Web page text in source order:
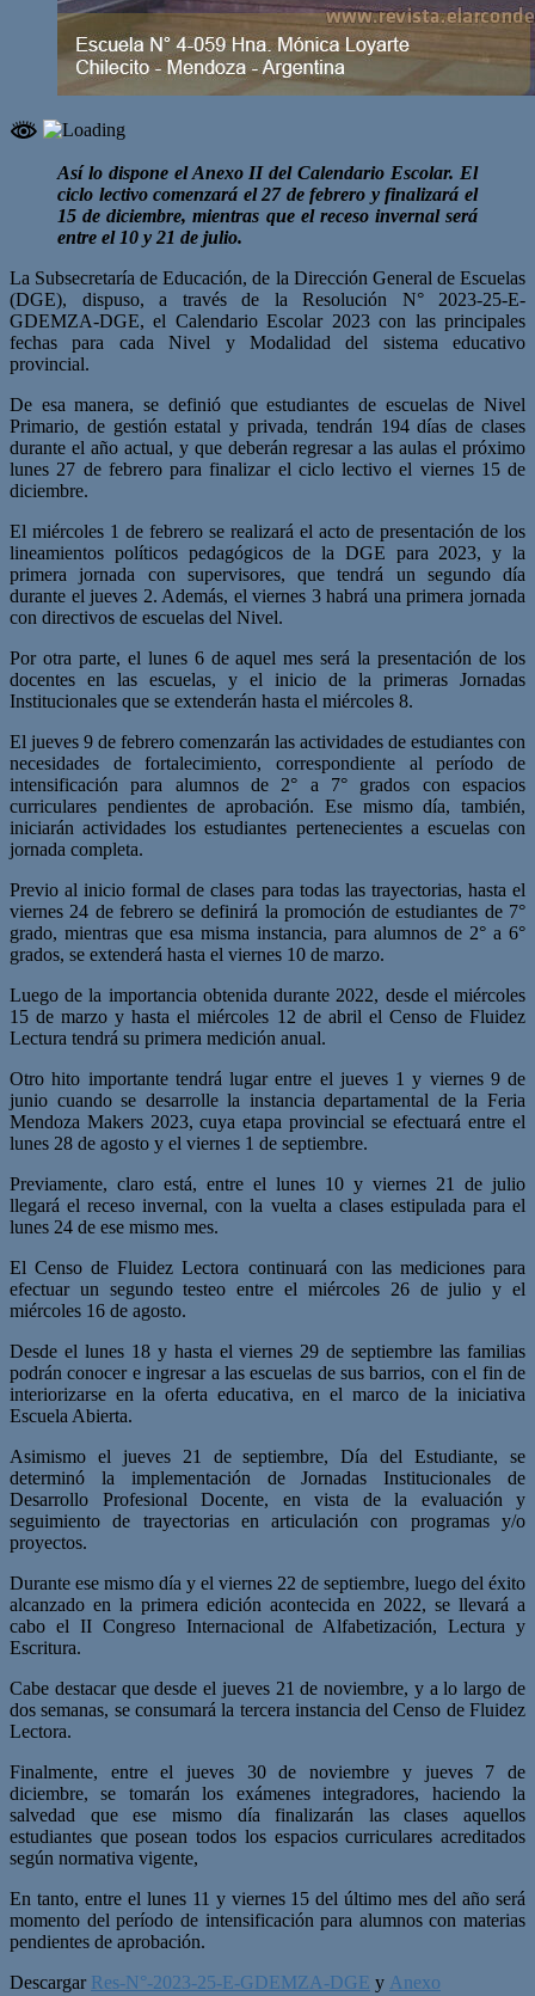
Así lo dispone el Anexo II del Calendario Escolar. El
ciclo lectivo comenzará el 27 de febrero y finalizará el
15 de diciembre, mientras que el receso invernal será
entre el 10 y 21 de julio.
La Subsecretaría de Educación, de la Dirección General de Escuelas
(DGE), dispuso, a través de la Resolución N° 2023-25-E-
GDEMZA-DGE, el Calendario Escolar 2023 con las principales
fechas para cada Nivel y Modalidad del sistema educativo
provincial.
De esa manera, se definió que estudiantes de escuelas de Nivel
Primario, de gestión estatal y privada, tendrán 194 días de clases
durante el año actual, y que deberán regresar a las aulas el próximo
lunes 27 de febrero para finalizar el ciclo lectivo el viernes 15 de
diciembre.
El miércoles 1 de febrero se realizará el acto de presentación de los
lineamientos políticos pedagógicos de la DGE para 2023, y la
primera jornada con supervisores, que tendrá un segundo día
durante el jueves 2. Además, el viernes 3 habrá una primera jornada
con directivos de escuelas del Nivel.
Por otra parte, el lunes 6 de aquel mes será la presentación de los
docentes en las escuelas, y el inicio de la primeras Jornadas
Institucionales que se extenderán hasta el miércoles 8.
El jueves 9 de febrero comenzarán las actividades de estudiantes con
necesidades de fortalecimiento, correspondiente al período de
intensificación para alumnos de 2° a 7° grados con espacios
curriculares pendientes de aprobación. Ese mismo día, también,
iniciarán actividades los estudiantes pertenecientes a escuelas con
jornada completa.
Previo al inicio formal de clases para todas las trayectorias, hasta el
viernes 24 de febrero se definirá la promoción de estudiantes de 7°
grado, mientras que esa misma instancia, para alumnos de 2° a 6°
grados, se extenderá hasta el viernes 10 de marzo.
Luego de la importancia obtenida durante 2022, desde el miércoles
15 de marzo y hasta el miércoles 12 de abril el Censo de Fluidez
Lectura tendrá su primera medición anual.
Otro hito importante tendrá lugar entre el jueves 1 y viernes 9 de
junio cuando se desarrolle la instancia departamental de la Feria
Mendoza Makers 2023, cuya etapa provincial se efectuará entre el
lunes 28 de agosto y el viernes 1 de septiembre.
Previamente, claro está, entre el lunes 10 y viernes 21 de julio
llegará el receso invernal, con la vuelta a clases estipulada para el
lunes 24 de ese mismo mes.
El Censo de Fluidez Lectora continuará con las mediciones para
efectuar un segundo testeo entre el miércoles 26 de julio y el
miércoles 16 de agosto.
Desde el lunes 18 y hasta el viernes 29 de septiembre las familias
podrán conocer e ingresar a las escuelas de sus barrios, con el fin de
interiorizarse en la oferta educativa, en el marco de la iniciativa
Escuela Abierta.
Asimismo el jueves 21 de septiembre, Día del Estudiante, se
determinó la implementación de Jornadas Institucionales de
Desarrollo Profesional Docente, en vista de la evaluación y
seguimiento de trayectorias en articulación con programas y/o
proyectos.
Durante ese mismo día y el viernes 22 de septiembre, luego del éxito
alcanzado en la primera edición acontecida en 2022, se llevará a
cabo el II Congreso Internacional de Alfabetización, Lectura y
Escritura.
Cabe destacar que desde el jueves 21 de noviembre, y a lo largo de
dos semanas, se consumará la tercera instancia del Censo de Fluidez
Lectora.
Finalmente, entre el jueves 30 de noviembre y jueves 7 de
diciembre, se tomarán los exámenes integradores, haciendo la
salvedad que ese mismo día finalizarán las clases aquellos
estudiantes que posean todos los espacios curriculares acreditados
según normativa vigente,
En tanto, entre el lunes 11 y viernes 15 del último mes del año será
momento del período de intensificación para alumnos con materias
pendientes de aprobación.
Descargar Res-N°-2023-25-E-GDEMZA-DGE y Anexo